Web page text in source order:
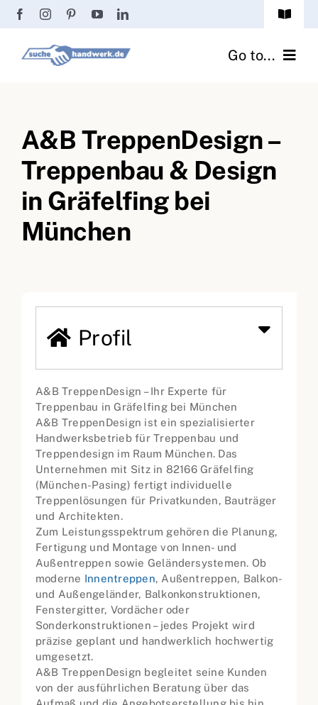
Zum
springen
Toggle
Passwort vergessen? Go to...
Fliesenrechner
Handwerker Ratgeber
Wir über uns
A&B TreppenDesign –
Treppenbau & Design
in Gräfelfing bei
München
Profil
A&B TreppenDesign – Ihr Experte für
Treppenbau in Gräfelfing bei München
A&B TreppenDesign ist ein spezialisierter
Handwerksbetrieb für Treppenbau und
Treppendesign im Raum München. Das
Unternehmen mit Sitz in 82166 Gräfelfing
(München-Pasing) fertigt individuelle
Treppenlösungen für Privatkunden, Bauträger
und Architekten.
Zum Leistungsspektrum gehören die Planung,
Fertigung und Montage von Innen- und
Außentreppen sowie Geländersystemen. Ob
moderne Innentreppen, Außentreppen, Balkon-
und Außengeländer, Balkonkonstruktionen,
Fenstergitter, Vordächer oder
Sonderkonstruktionen – jedes Projekt wird
präzise geplant und handwerklich hochwertig
umgesetzt.
A&B TreppenDesign begleitet seine Kunden
von der ausführlichen Beratung über das